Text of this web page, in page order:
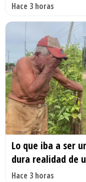
Hace 3 horas
Lo que iba a ser
dura realidad de
Hace 3 horas